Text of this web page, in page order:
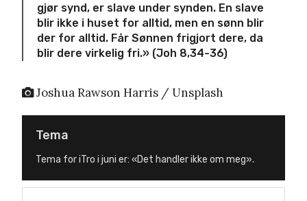
gjør synd, er slave under synden. En slave
blir ikke i huset for alltid, men en sønn blir
der for alltid. Får Sønnen frigjort dere, da
blir dere virkelig fri.» (Joh 8,34-36)
Joshua Rawson Harris / Unsplash
Tema
Tema for iTro i juni er: «Det handler ikke om meg».